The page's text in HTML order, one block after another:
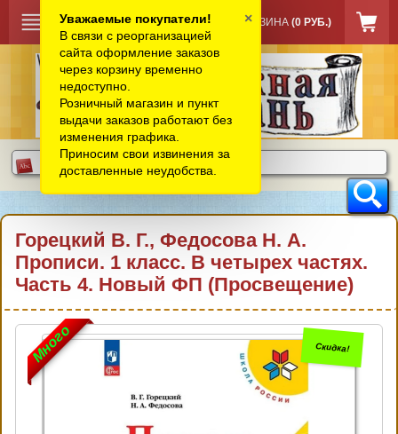
КОРЗИНА (0 РУБ.)
Горецкий В. Г., Федосова Н. А.
Прописи. 1 класс. В четырех частях.
Часть 4. Новый ФП (Просвещение)
Много Скидка!
Уважаемые покупатели!
В связи с реорганизацией
сайта оформление заказов
через корзину временно
недоступно.
Розничный магазин и пункт
выдачи заказов работают без
изменения графика.
Приносим свои извинения за
доставленные неудобства.
×